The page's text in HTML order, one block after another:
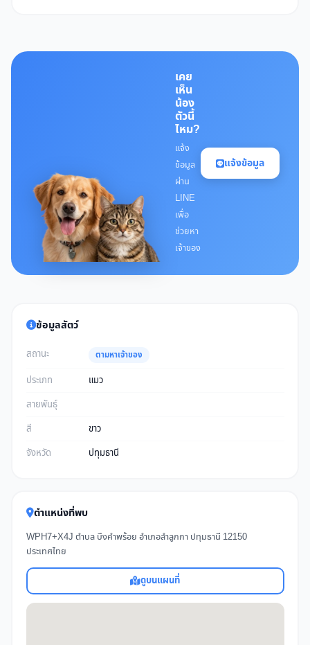
เคย
เห็น
น้อง
ตัวนี้
ไหม?
แจ้ง
ข้อมูล
ผ่าน
LINE
เพื่อ
ช่วยหา
เจ้าของ
แจ้งข้อมูล
ข้อมูลสัตว์
สถานะ ตามหาเจ้าของ
ประเภท
แมว
สายพันธุ์
สี
ขาว
จังหวัด
ปทุมธานี
ตำแหน่งที่พบ
WPH7+X4J ตำบล บึงคำพร้อย อำเภอลำลูกกา ปทุมธานี 12150
ประเทศไทย
ดูบนแผนที่